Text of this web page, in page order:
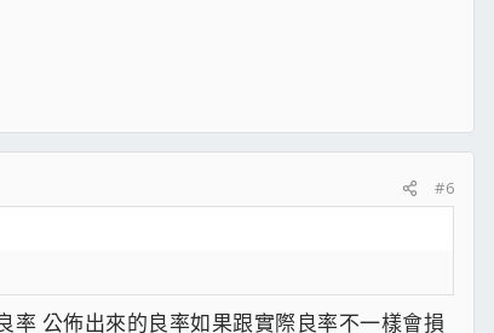
#6
公佈出來的良率如果跟實際良率不一樣會損